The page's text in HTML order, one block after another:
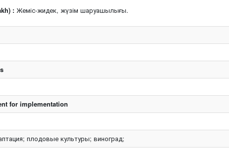
: Жеміс-жидек, жүзім шаруашылығы.
for implementation
плодовые культуры; виноград;